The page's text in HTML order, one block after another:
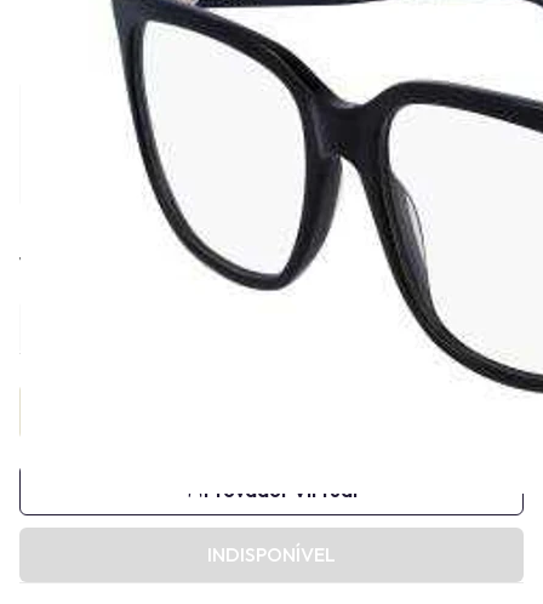
Tamanho
Provador Virtual
INDISPONÍVEL